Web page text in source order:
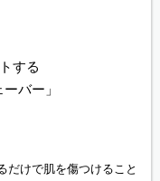
する
バー」
だけで肌を傷つけること